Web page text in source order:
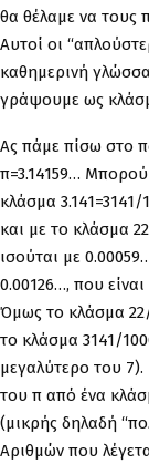
θα θέλαμε να τους
Αυτοί οι
καθημερινή
γράψουμε ως
Ας πάμε πίσω στο
π=3.14159…
κλάσμα
και με το κλάσμα
ισούται με
0.00126…, που
Όμως το κλάσμα
το κλάσμα 3141/
μεγαλύτερο του
του π από ένα
(μικρής δηλαδή
Αριθμών που